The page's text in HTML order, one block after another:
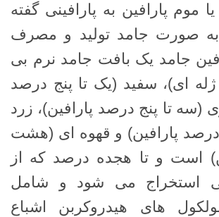
موم پارافین به پارافینی گفته
صورت جامد تولید و مصرف
جامد یک بافت جامد نرم بی
ژله ای)، سفید (یک تا پنج درصد
(سه تا پنج درصد پارافین)، زرد
پارافین) و قهوه ای (هشت
است و تا هجده درصد که از
استخراج می شود و شامل
های هیدروکربن اشباع